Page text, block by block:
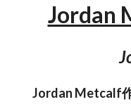
Jordan
Jordan Metcalf